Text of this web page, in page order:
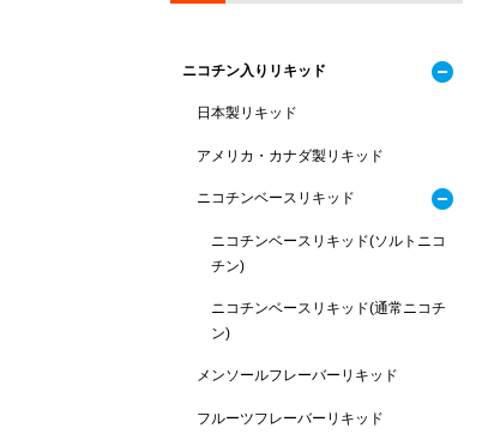
ニコチン入りリキッド
日本製リキッド
アメリカ・カナダ製リキッド
ニコチンベースリキッド
ニコチンベースリキッド(ソルトニコ
チン)
ニコチンベースリキッド(通常ニコチ
ン)
メンソールフレーバーリキッド
フルーツフレーバーリキッド